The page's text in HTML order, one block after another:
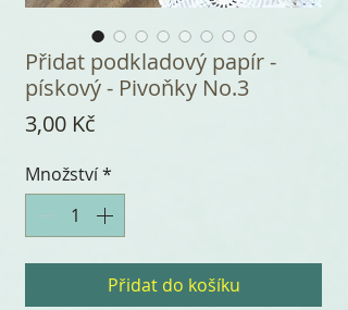
Přidat podkladový papír -
pískový - Pivoňky No.3
3,00 Kč
Množství*
Přidat do košíku